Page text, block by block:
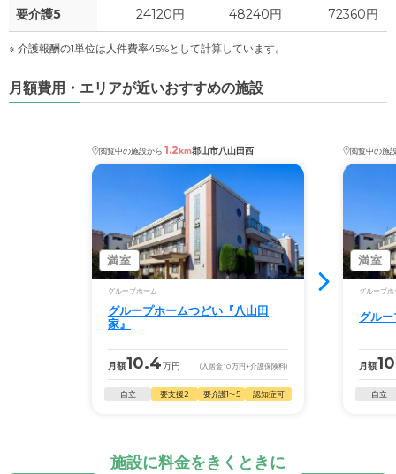
要介護5 24120円 48240円 72360円
※ 介護報酬の1単位は人件費率45%として計算しています。
月額費用・エリアが近いおすすめの施設
閲覧中の施設から 1.2km郡山市八山田西
満室
グループホーム
グループホームつどい『八山田
家』
月額10.4万円 (入居金10万円 +介護保険料)
自立 要支援2 要介護1〜5 認知症可
閲覧中の施
満室
グループホ
グル
月額
自立
施設に料金をきくときに